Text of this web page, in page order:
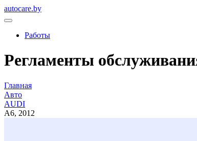
autocare.by
Работы
Регламенты
Главная
Авто
AUDI
A6, 2012